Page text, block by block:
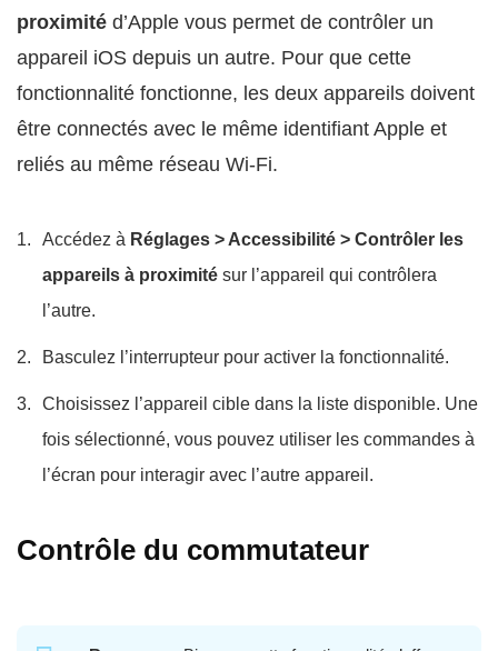
proximité d’Apple vous permet de contrôler un
appareil iOS depuis un autre. Pour que cette
fonctionnalité fonctionne, les deux appareils doivent
être connectés avec le même identifiant Apple et
reliés au même réseau Wi‑Fi.
Accédez à Réglages > Accessibilité > Contrôler les
appareils à proximité sur l’appareil qui contrôlera
l’autre.
Basculez l’interrupteur pour activer la fonctionnalité.
Choisissez l’appareil cible dans la liste disponible. Une
fois sélectionné, vous pouvez utiliser les commandes à
l’écran pour interagir avec l’autre appareil.
Contrôle du commutateur